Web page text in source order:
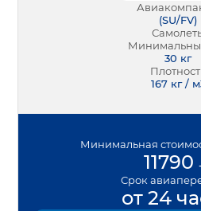
(SU/FV)
30 кг
167 кг /
Минимальная
11790
Срок
от 24